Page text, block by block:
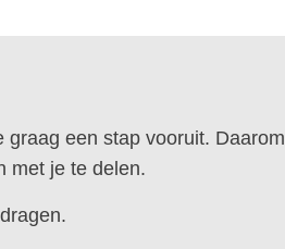
een stap vooruit.
met je te delen.